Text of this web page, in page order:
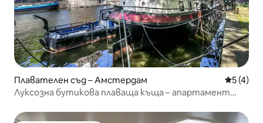
Плавателен съд – Амстердам Средна
5 (4)
Луксозна бутикова плаваща къща – апартамент